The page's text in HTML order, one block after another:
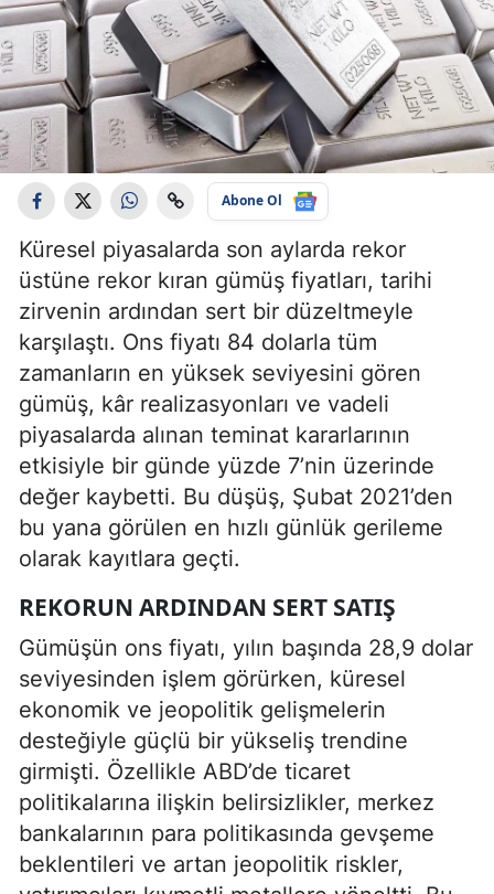
Abone Ol
Küresel piyasalarda son aylarda rekor
üstüne rekor kıran gümüş fiyatları, tarihi
zirvenin ardından sert bir düzeltmeyle
karşılaştı. Ons fiyatı 84 dolarla tüm
zamanların en yüksek seviyesini gören
gümüş, kâr realizasyonları ve vadeli
piyasalarda alınan teminat kararlarının
etkisiyle bir günde yüzde 7’nin üzerinde
değer kaybetti. Bu düşüş, Şubat 2021’den
bu yana görülen en hızlı günlük gerileme
olarak kayıtlara geçti.
REKORUN ARDINDAN SERT SATIŞ
Gümüşün ons fiyatı, yılın başında 28,9 dolar
seviyesinden işlem görürken, küresel
ekonomik ve jeopolitik gelişmelerin
desteğiyle güçlü bir yükseliş trendine
girmişti. Özellikle ABD’de ticaret
politikalarına ilişkin belirsizlikler, merkez
bankalarının para politikasında gevşeme
beklentileri ve artan jeopolitik riskler,